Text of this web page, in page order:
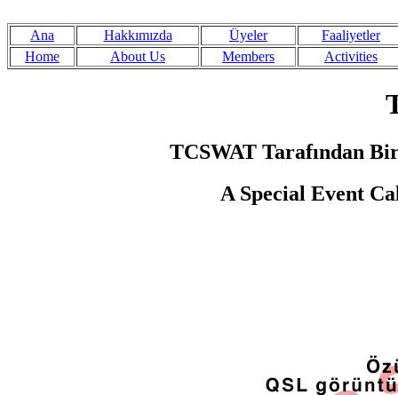
Ana Hakkımızda Üyeler
Faaliyetler
Home
About Us Members Activities
TCSWAT Tarafından
A Special Event